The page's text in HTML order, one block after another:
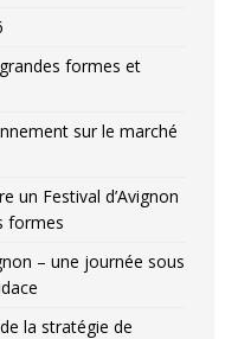
formes et
sur le marché
un Festival d’Avignon
formes
– une journée sous
la stratégie de